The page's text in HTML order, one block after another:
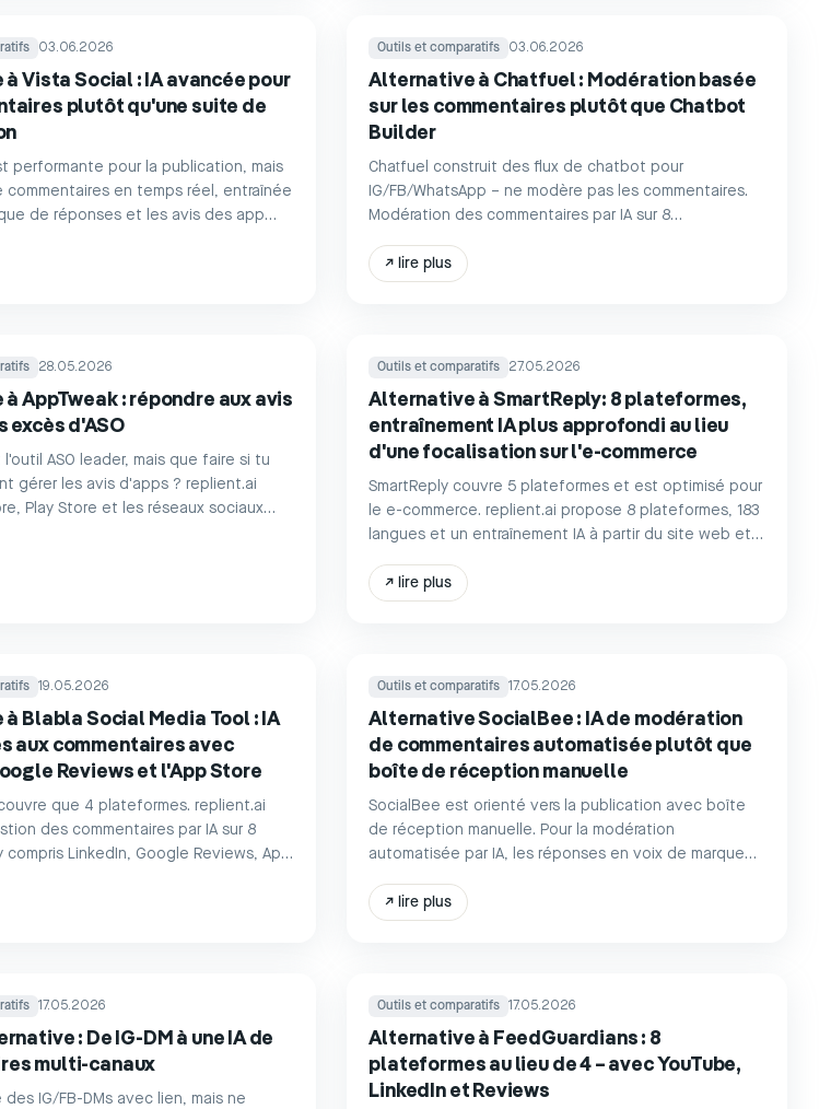
03.06.2026
Vista Social : IA avancée pour
plutôt qu'une suite de
performante pour la publication, mais
commentaires en temps réel, entraînée
de réponses et les avis des app
Outils et comparatifs 03.06.2026
Alternative à Chatfuel : Modération basée
sur les commentaires plutôt que Chatbot
Builder
Chatfuel construit des flux de chatbot pour
IG/FB/WhatsApp – ne modère pas les commentaires.
Modération des commentaires par IA sur 8
39 €.
↗ lire plus
28.05.2026
AppTweak : répondre aux avis
excès d'ASO
ASO leader, mais que faire si tu
gérer les avis d'apps ? replient.ai
Play Store et les réseaux sociaux
Outils et comparatifs 27.05.2026
Alternative à SmartReply: 8 plateformes,
entraînement IA plus approfondi au lieu
d'une focalisation sur l'e-commerce
SmartReply couvre 5 plateformes et est optimisé pour
le e-commerce. replient.ai propose 8 plateformes, 183
langues et un entraînement IA à partir du site web et
↗ lire plus
19.05.2026
Blabla Social Media Tool : IA
aux commentaires avec
Reviews et l'App Store
que 4 plateformes. replient.ai
des commentaires par IA sur 8
LinkedIn, Google Reviews, App
des messages directs.
Outils et comparatifs 17.05.2026
Alternative SocialBee : IA de modération
de commentaires automatisée plutôt que
boîte de réception manuelle
SocialBee est orienté vers la publication avec boîte
de réception manuelle. Pour la modération
automatisée par IA, les réponses en voix de marque
replient.ai.
↗ lire plus
17.05.2026
: De IG-DM à une IA de
multi-canaux
des IG/FB-DMs avec lien, mais ne
Outils et comparatifs 17.05.2026
Alternative à FeedGuardians : 8
plateformes au lieu de 4 – avec YouTube,
LinkedIn et Reviews